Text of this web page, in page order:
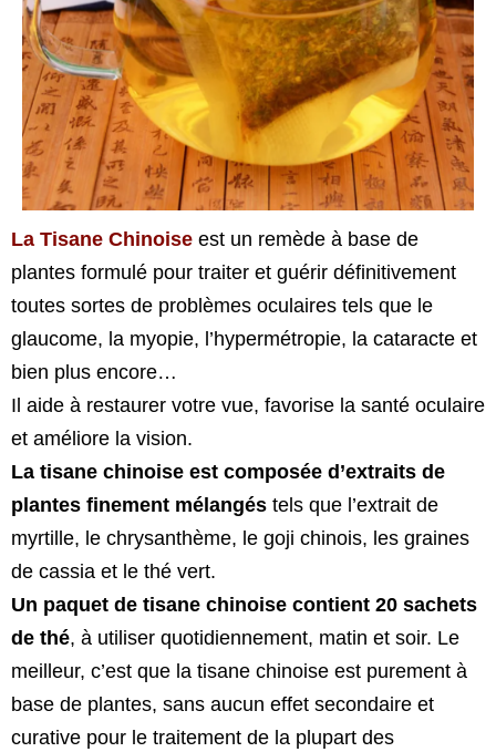
La Tisane Chinoise est un remède à base de
plantes formulé pour traiter et guérir définitivement
toutes sortes de problèmes oculaires tels que le
glaucome, la myopie, l’hypermétropie, la cataracte et
bien plus encore…
Il aide à restaurer votre vue, favorise la santé oculaire
et améliore la vision.
La tisane chinoise est composée d’extraits de
plantes finement mélangés tels que l’extrait de
myrtille, le chrysanthème, le goji chinois, les graines
de cassia et le thé vert.
Un paquet de tisane chinoise contient 20 sachets
de thé, à utiliser quotidiennement, matin et soir. Le
meilleur, c’est que la tisane chinoise est purement à
base de plantes, sans aucun effet secondaire et
curative pour le traitement de la plupart des